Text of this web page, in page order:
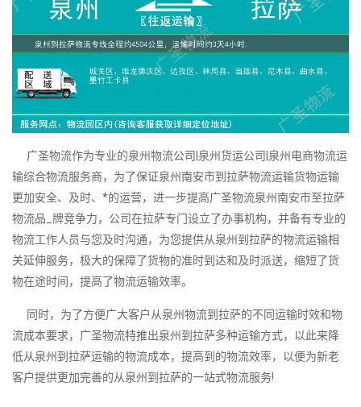
广圣物流作为专业的泉州物流公司|泉州货运公司|泉州电商物流运
输综合物流服务商，为了保证泉州南安市到拉萨物流运输货物运输
更加安全、及时、*的运营，进一步提高广圣物流泉州南安市至拉萨
物流品_牌竞争力，公司在拉萨专门设立了办事机构，并备有专业的
物流工作人员与您及时沟通，为您提供从泉州到拉萨的物流运输相
关延伸服务，极大的保障了货物的准时到达和及时派送，缩短了货
物在途时间，提高了物流运输效率。
同时，为了方便广大客户从泉州物流到拉萨的不同运输时效和物
流成本要求，广圣物流特推出泉州到拉萨多种运输方式，以此来降
低从泉州到拉萨运输的物流成本，提高到的物流效率，以便为新老
客户提供更加完善的从泉州到拉萨的一站式物流服务!